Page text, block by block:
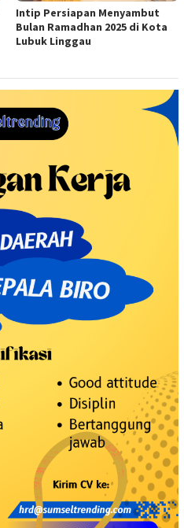
Intip Persiapan Menyambut
Bulan Ramadhan 2025 di Kota
Lubuk Linggau